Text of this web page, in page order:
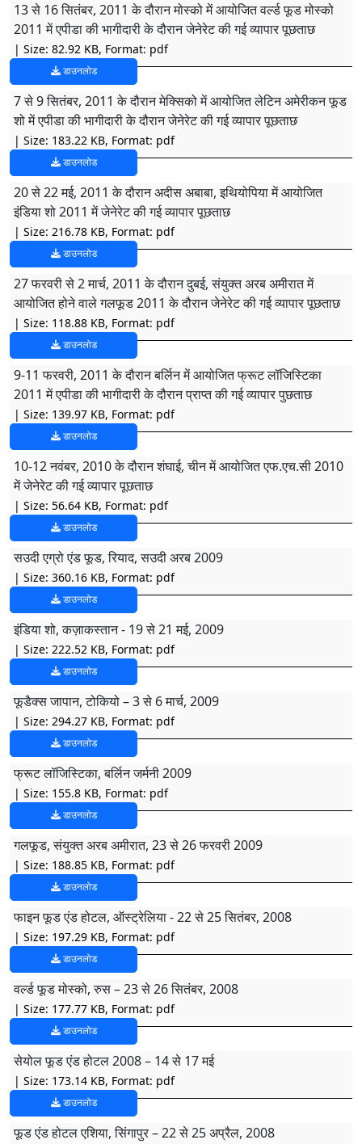
13 से 16 सितंबर, 2011 के दौरान मोस्को में आयोजित वर्ल्ड फूड मोस्को
2011 में एपीडा की भागीदारी के दौरान जेनेरेट की गई व्यापार पूछताछ
| Size: 82.92 KB, Format: pdf
डाउनलोड
7 से 9 सितंबर, 2011 के दौरान मेक्सिको में आयोजित लेटिन अमेरीकन फूड
शो में एपीडा की भागीदारी के दौरान जेनेरेट की गई व्यापार पूछताछ
| Size: 183.22 KB, Format: pdf
डाउनलोड
20 से 22 मई, 2011 के दौरान अदीस अबाबा, इथियोपिया में आयोजित
इंडिया शो 2011 में जेनेरेट की गई व्यापार पूछताछ
| Size: 216.78 KB, Format: pdf
डाउनलोड
27 फरवरी से 2 मार्च, 2011 के दौरान दुबई, संयुक्त अरब अमीरात में
आयोजित होने वाले गलफूड 2011 के दौरान जेनेरेट की गई व्यापार पूछताछ
| Size: 118.88 KB, Format: pdf
डाउनलोड
9-11 फरवरी, 2011 के दौरान बर्लिन में आयोजित फ्रूट लॉजिस्टिका
2011 में एपीडा की भागीदारी के दौरान प्राप्त की गई व्यापार पुछताछ
| Size: 139.97 KB, Format: pdf
डाउनलोड
10-12 नवंबर, 2010 के दौरान शंघाई, चीन में आयोजित एफ.एच.सी 2010
में जेनेरेट की गई व्यापार पूछताछ
| Size: 56.64 KB, Format: pdf
डाउनलोड
सउदी एग्रो एंड फूड, रियाद, सउदी अरब 2009
| Size: 360.16 KB, Format: pdf
डाउनलोड
इंडिया शो, कज़ाकस्तान - 19 से 21 मई, 2009
| Size: 222.52 KB, Format: pdf
डाउनलोड
फूडैक्स जापान, टोकियो – 3 से 6 मार्च, 2009
| Size: 294.27 KB, Format: pdf
डाउनलोड
फ्रूट लॉजिस्टिका, बर्लिन जर्मनी 2009
| Size: 155.8 KB, Format: pdf
डाउनलोड
गलफूड, संयुक्त अरब अमीरात, 23 से 26 फरवरी 2009
| Size: 188.85 KB, Format: pdf
डाउनलोड
फाइन फूड एंड होटल, ऑस्ट्रेलिया - 22 से 25 सितंबर, 2008
| Size: 197.29 KB, Format: pdf
डाउनलोड
वर्ल्ड फूड मोस्को, रुस – 23 से 26 सितंबर, 2008
| Size: 177.77 KB, Format: pdf
डाउनलोड
सेयोल फूड एंड होटल 2008 – 14 से 17 मई
| Size: 173.14 KB, Format: pdf
डाउनलोड
फूड एंड होटल एशिया, सिंगापुर – 22 से 25 अप्रैल, 2008